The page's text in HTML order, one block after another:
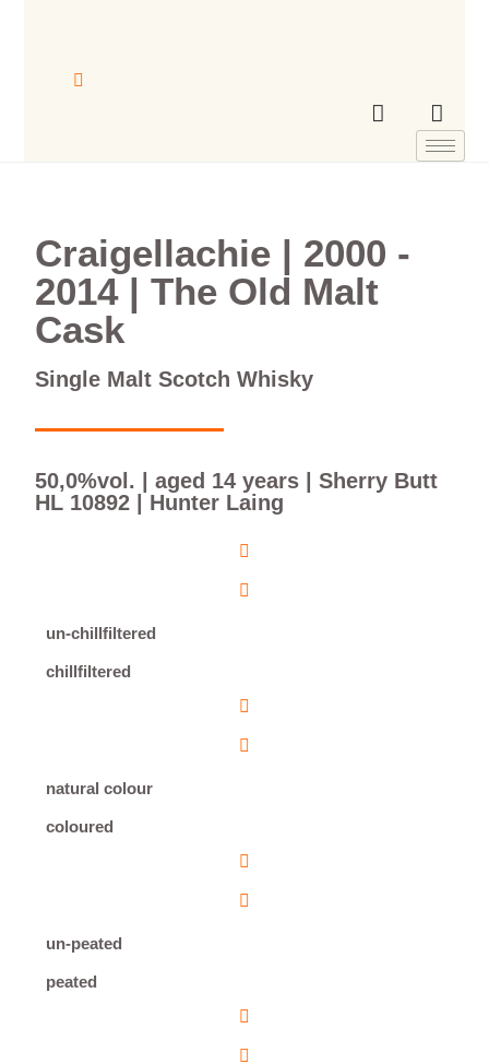
Craigellachie | 2000 -
2014 | The Old Malt
Cask
Single Malt Scotch Whisky
50,0%vol. | aged 14 years | Sherry Butt
HL 10892 | Hunter Laing
un-chillfiltered
chillfiltered
natural colour
coloured
un-peated
peated